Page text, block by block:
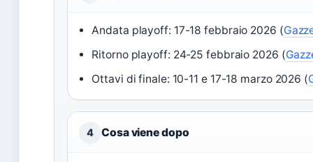
Andata playoff: 17-18 febbraio 2026 (
Ritorno playoff: 24-25 febbraio 2026 (
Ottavi di finale: 10-11 e 17-18 marzo 2026 (
4 Cosa viene dopo